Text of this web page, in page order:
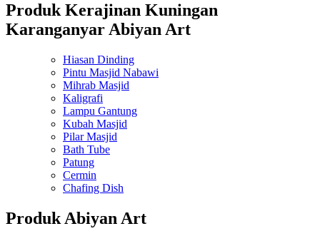
Produk Kerajinan Kuningan
Karanganyar Abiyan Art
Hiasan Dinding
Pintu Masjid Nabawi
Mihrab Masjid
Kaligrafi
Lampu Gantung
Kubah Masjid
Pilar Masjid
Bath Tube
Patung
Cermin
Chafing Dish
Produk Abiyan Art